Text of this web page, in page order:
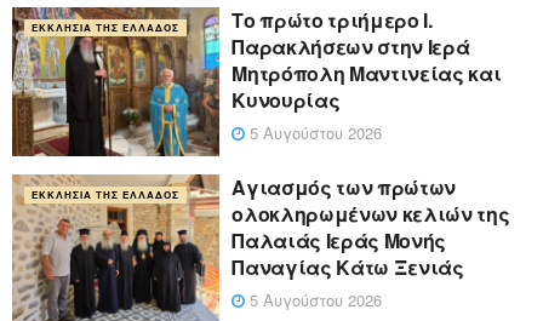
ΕΚΚΛΗΣΊΑ ΤΗΣ ΕΛΛΆΔΟΣ
Το πρώτο τριήμερο Ι.
Παρακλήσεων στην Ιερά
Μητρόπολη Μαντινείας και
Κυνουρίας
5 Αυγούστου 2026
ΕΚΚΛΗΣΊΑ ΤΗΣ ΕΛΛΆΔΟΣ
Αγιασμός των πρώτων
ολοκληρωμένων κελιών της
Παλαιάς Ιεράς Μονής
Παναγίας Κάτω Ξενιάς
5 Αυγούστου 2026